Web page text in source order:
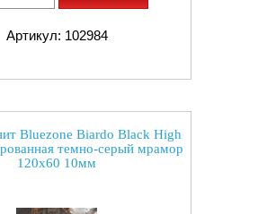
Артикул: 102984
Bluezone Biardo Black High
темно-серый мрамор
120x60 10мм